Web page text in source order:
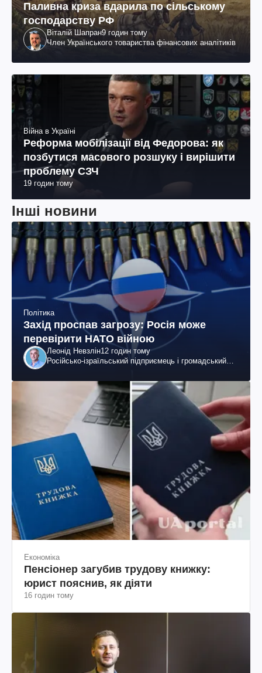
Паливна криза вдарила по сільському
господарству РФ
Віталій Шапран9 годин тому
Член Українського товариства фінансових аналітиків
Війна в Україні
Реформа мобілізації від Федорова: як
позбутися масового розшуку і вирішити
проблему СЗЧ
19 годин тому
Інші новини
Політика
Захід проспав загрозу: Росія може
перевірити НАТО війною
Леонід Невзлін12 годин тому
Російсько-ізраїльський підприємець і громадський
Економіка
Пенсіонер загубив трудову книжку:
юрист пояснив, як діяти
16 годин тому